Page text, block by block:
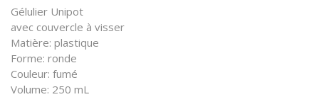
Gélulier Unipot
avec couvercle à visser
Matière: plastique
Forme: ronde
Couleur: fumé
Volume: 250 mL